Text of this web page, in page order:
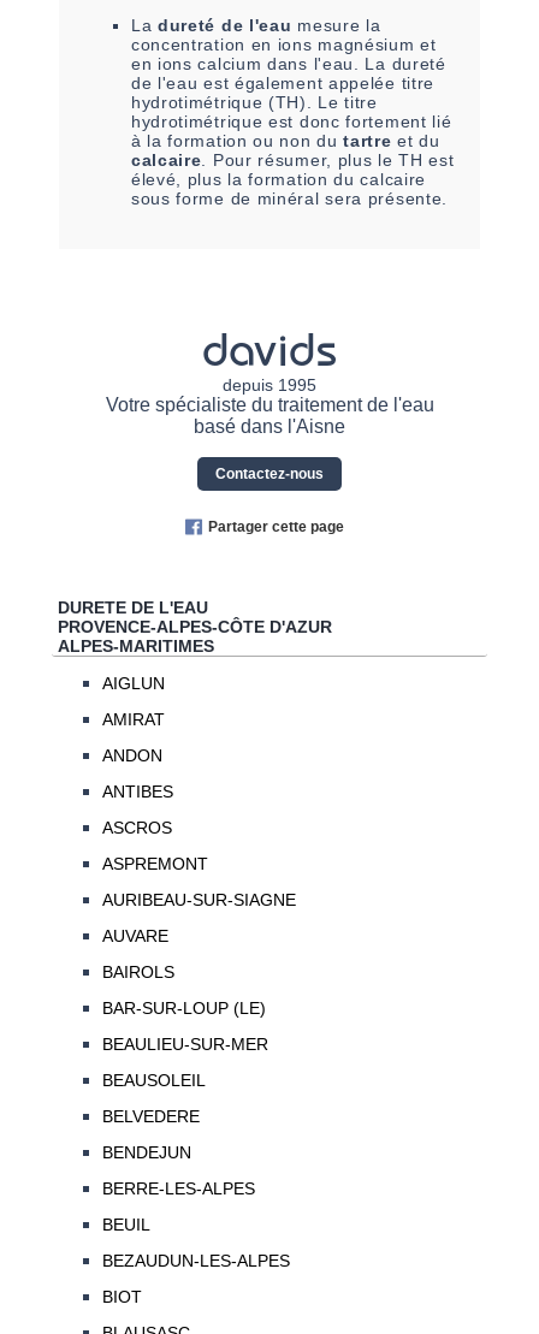
La dureté de l'eau mesure la
concentration en ions magnésium et
en ions calcium dans l'eau. La dureté
de l'eau est également appelée titre
hydrotimétrique (TH). Le titre
hydrotimétrique est donc fortement lié
à la formation ou non dutartre et du
calcaire . Pour résumer, plus le TH est
élevé, plus la formation du calcaire
sous forme de minéral sera présente.
davids
depuis 1995
Votre spécialiste du traitement de l'eau
basé dans l'Aisne
Contactez-nous
Partager cette page
DURETE DE L'EAU
PROVENCE-ALPES-CÔTE D'AZUR
ALPES-MARITIMES
AIGLUN
AMIRAT
ANDON
ANTIBES
ASCROS
ASPREMONT
AURIBEAU-SUR-SIAGNE
AUVARE
BAIROLS
BAR-SUR-LOUP (LE)
BEAULIEU-SUR-MER
BEAUSOLEIL
BELVEDERE
BENDEJUN
BERRE-LES-ALPES
BEUIL
BEZAUDUN-LES-ALPES
BIOT